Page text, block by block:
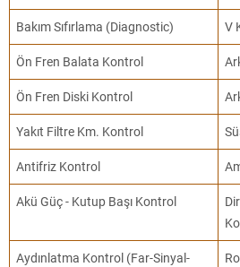
Bakım Sıfırlama (Diagnostic) V
Ön Fren Balata Kontrol
Ön Fren Diski Kontrol
Yakıt Filtre Km. Kontrol
Antifriz Kontrol
Akü Güç - Kutup Başı Kontrol
Aydınlatma Kontrol (Far-Sinyal-